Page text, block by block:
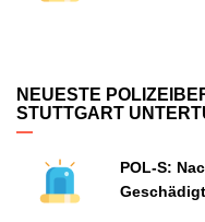
NEUESTE
STUTTGART
POL-S: